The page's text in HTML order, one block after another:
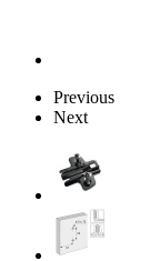
Previous
Next